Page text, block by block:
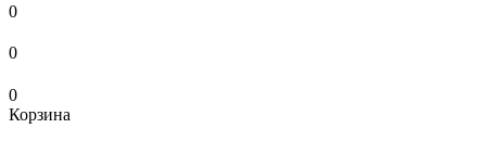
0
0
0
Корзина